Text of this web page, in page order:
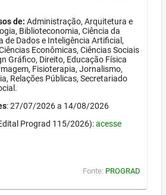
de: Administração, Arquitetura e
Biblioteconomia, Ciência da
de Dados e Inteligência Artificial,
Econômicas, Ciências Sociais
Gráfico, Direito, Educação Física
Fisioterapia, Jornalismo,
Relações Públicas, Secretariado
: 27/07/2026 a 14/08/2026
Prograd 115/2026):acesse
Fonte: PROGRAD